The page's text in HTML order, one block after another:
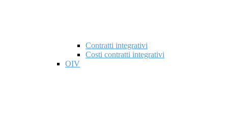
Contratti integrativi
Costi contratti integrativi
OIV